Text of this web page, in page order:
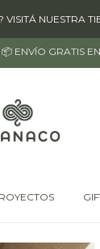
VISITÁ NUESTRA
ENVÍO GRATIS